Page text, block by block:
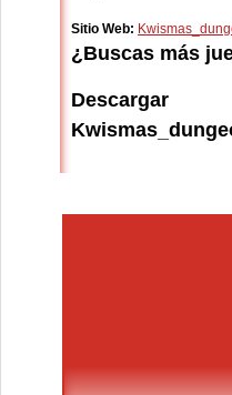
Sitio Web:
¿Buscas más
Descargar